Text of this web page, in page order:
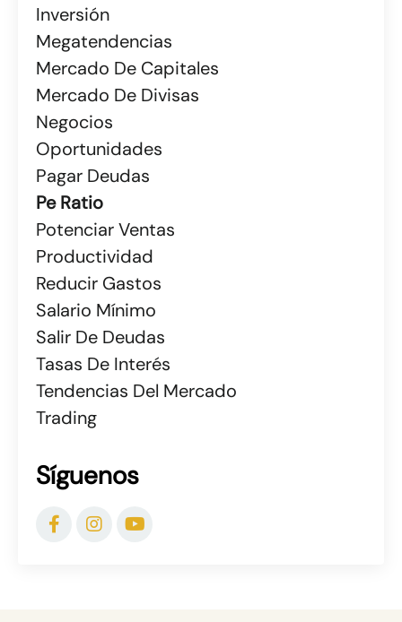
Inversión
Megatendencias
Mercado De Capitales
Mercado De Divisas
Negocios
Oportunidades
Pagar Deudas
Pe Ratio
Potenciar Ventas
Productividad
Reducir Gastos
Salario Mínimo
Salir De Deudas
Tasas De Interés
Tendencias Del Mercado
Trading
Síguenos